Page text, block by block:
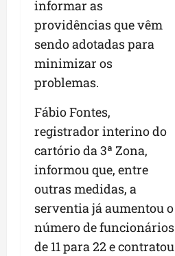
informar as
providências que vêm
sendo adotadas para
minimizar os
problemas.
Fábio Fontes,
registrador interino do
cartório da 3ª Zona,
informou que, entre
outras medidas, a
serventia já aumentou o
número de funcionários
de 11 para 22 e contratou